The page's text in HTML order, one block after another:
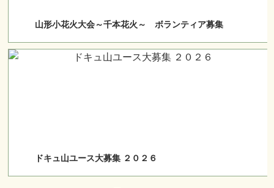
山形小花火大会～千本花火～ ボランティア募集
ドキュ山ユース大募集 ２０２６